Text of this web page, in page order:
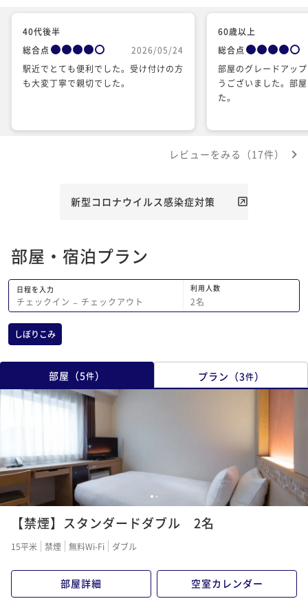
40代後半
総合点
2026/05/24
駅近でとても便利でした。受け付けの方
も大変丁寧で親切でした。
60歳以上
総合点
部屋のグレードアッ
うございました。部
た。
レビューをみる（17件）
新型コロナウイルス感染症対策
部屋・宿泊プラン
日程を入力
チェックイン − チェックアウト
利用人数
2名
しぼりこみ
部屋 （5件） プラン （3件）
1 2
【禁煙】スタンダードダブル 2名
15平米 禁煙 無料Wi-Fi ダブル
部屋詳細 空室カレンダー